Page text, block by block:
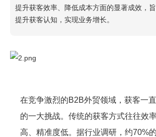
提升获客效率、降低成本方面的显著成效，
提升获客认知，实现业务增长。
在竞争激烈的B2B外贸领域，获客一
的一大挑战。传统的获客方式往往效
高、精准度低。据行业调研，约70%